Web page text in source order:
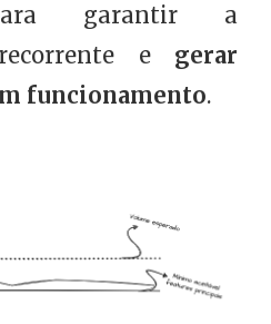
garantir a
e gerar
funcionamento.